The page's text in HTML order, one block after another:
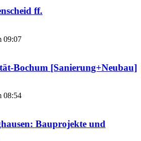
ff.
09:07
Bochum [Sanierung+Neubau]
08:54
Bauprojekte und